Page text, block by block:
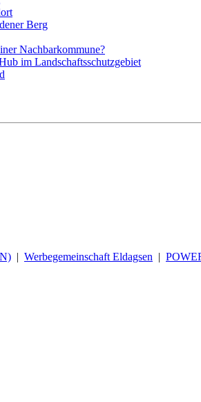
Berg
Nachbarkommune?
im Landschaftsschutzgebiet
| Werbegemeinschaft Eldagsen |